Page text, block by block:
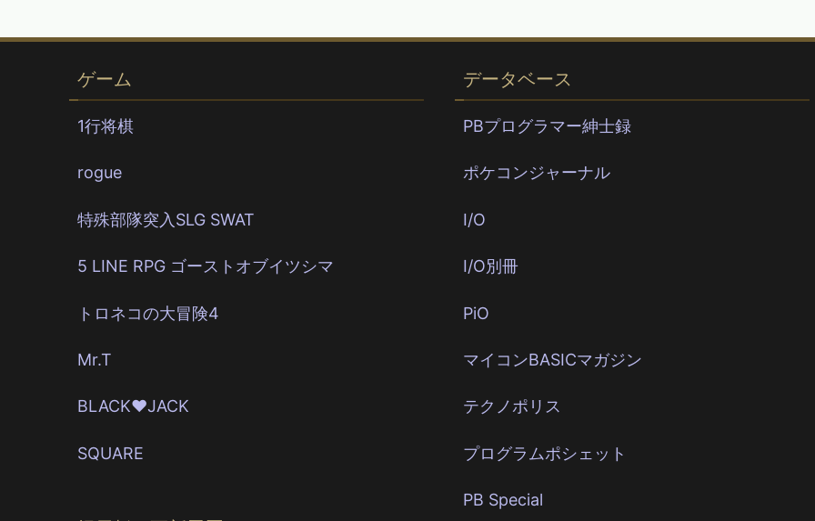
ゲーム
1行将棋
rogue
特殊部隊突入SLG SWAT
5 LINE RPG ゴーストオブイツシマ
トロネコの大冒険4
Mr.T
BLACK♥JACK
SQUARE
データベース
PBプログラマー紳士録
ポケコンジャーナル
I/O
I/O別冊
PiO
マイコンBASICマガジン
テクノポリス
プログラムポシェット
PB Special